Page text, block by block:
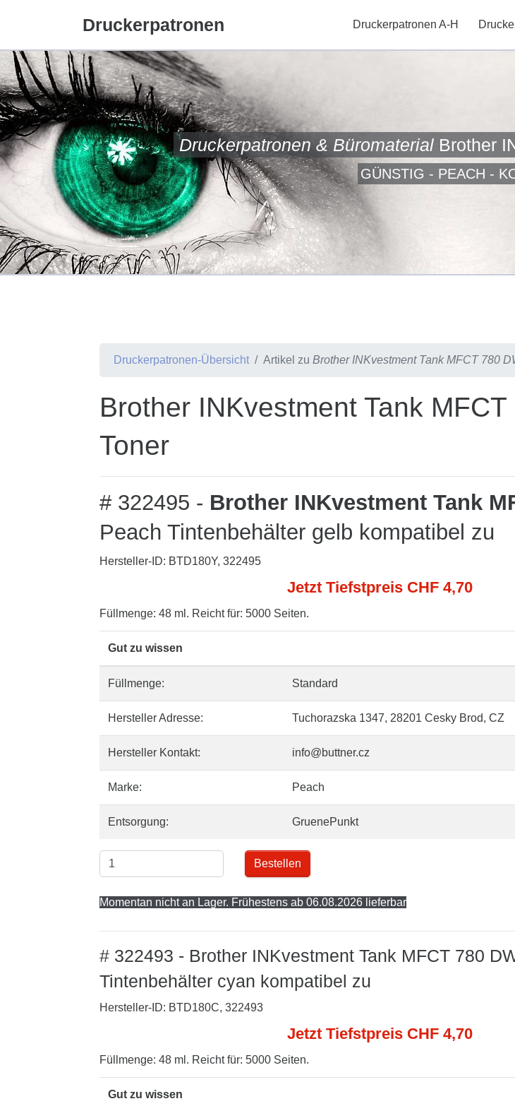
Druckerpatronen Druckerpatronen A-H
Druckerpatronen & Büromaterial Brother
GÜNSTIG - PEACH -
Druckerpatronen-Übersicht Artikel zu Brother INKvestment Tank MFCT 780
Brother INKvestment Tank
Toner
# 322495 - Brother INKvestment Tank
Peach Tintenbehälter gelb kompatibel zu
Hersteller-ID: BTD180Y, 322495
Jetzt Tiefstpreis CHF 4,70
Füllmenge: 48 ml. Reicht für: 5000 Seiten.
Gut zu wissen
Füllmenge: Standard
Hersteller Adresse: Tuchorazska 1347, 28201 Cesky Brod, CZ
Hersteller Kontakt: info@buttner.cz
Marke: Peach
Entsorgung: GruenePunkt
Bestellen
Momentan nicht an Lager. Frühestens ab 06.08.2026 lieferbar
# 322493 - Brother INKvestment Tank MFCT 780
Tintenbehälter cyan kompatibel zu
Hersteller-ID: BTD180C, 322493
Jetzt Tiefstpreis CHF 4,70
Füllmenge: 48 ml. Reicht für: 5000 Seiten.
Gut zu wissen